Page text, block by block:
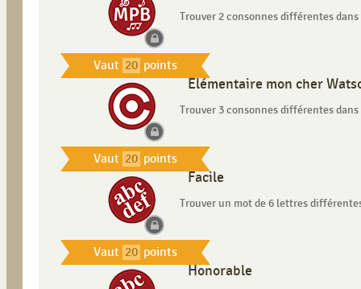
Vaut 20 points
Trouver 2 consonnes différentes
Vaut 20 points
Élémentaire mon cher
Trouver 3 consonnes différentes
Vaut 20 points
Facile
Trouver un mot de 6 lettres
Honorable